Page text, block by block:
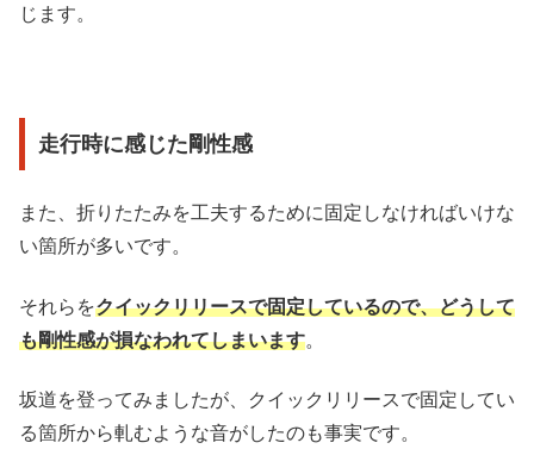
じます。
走行時に感じた剛性感
また、折りたたみを工夫するために固定しなければいけな
い箇所が多いです。
それらをクイックリリースで固定しているので、どうして
も剛性感が損なわれてしまいます。
坂道を登ってみましたが、クイックリリースで固定してい
る箇所から軋むような音がしたのも事実です。